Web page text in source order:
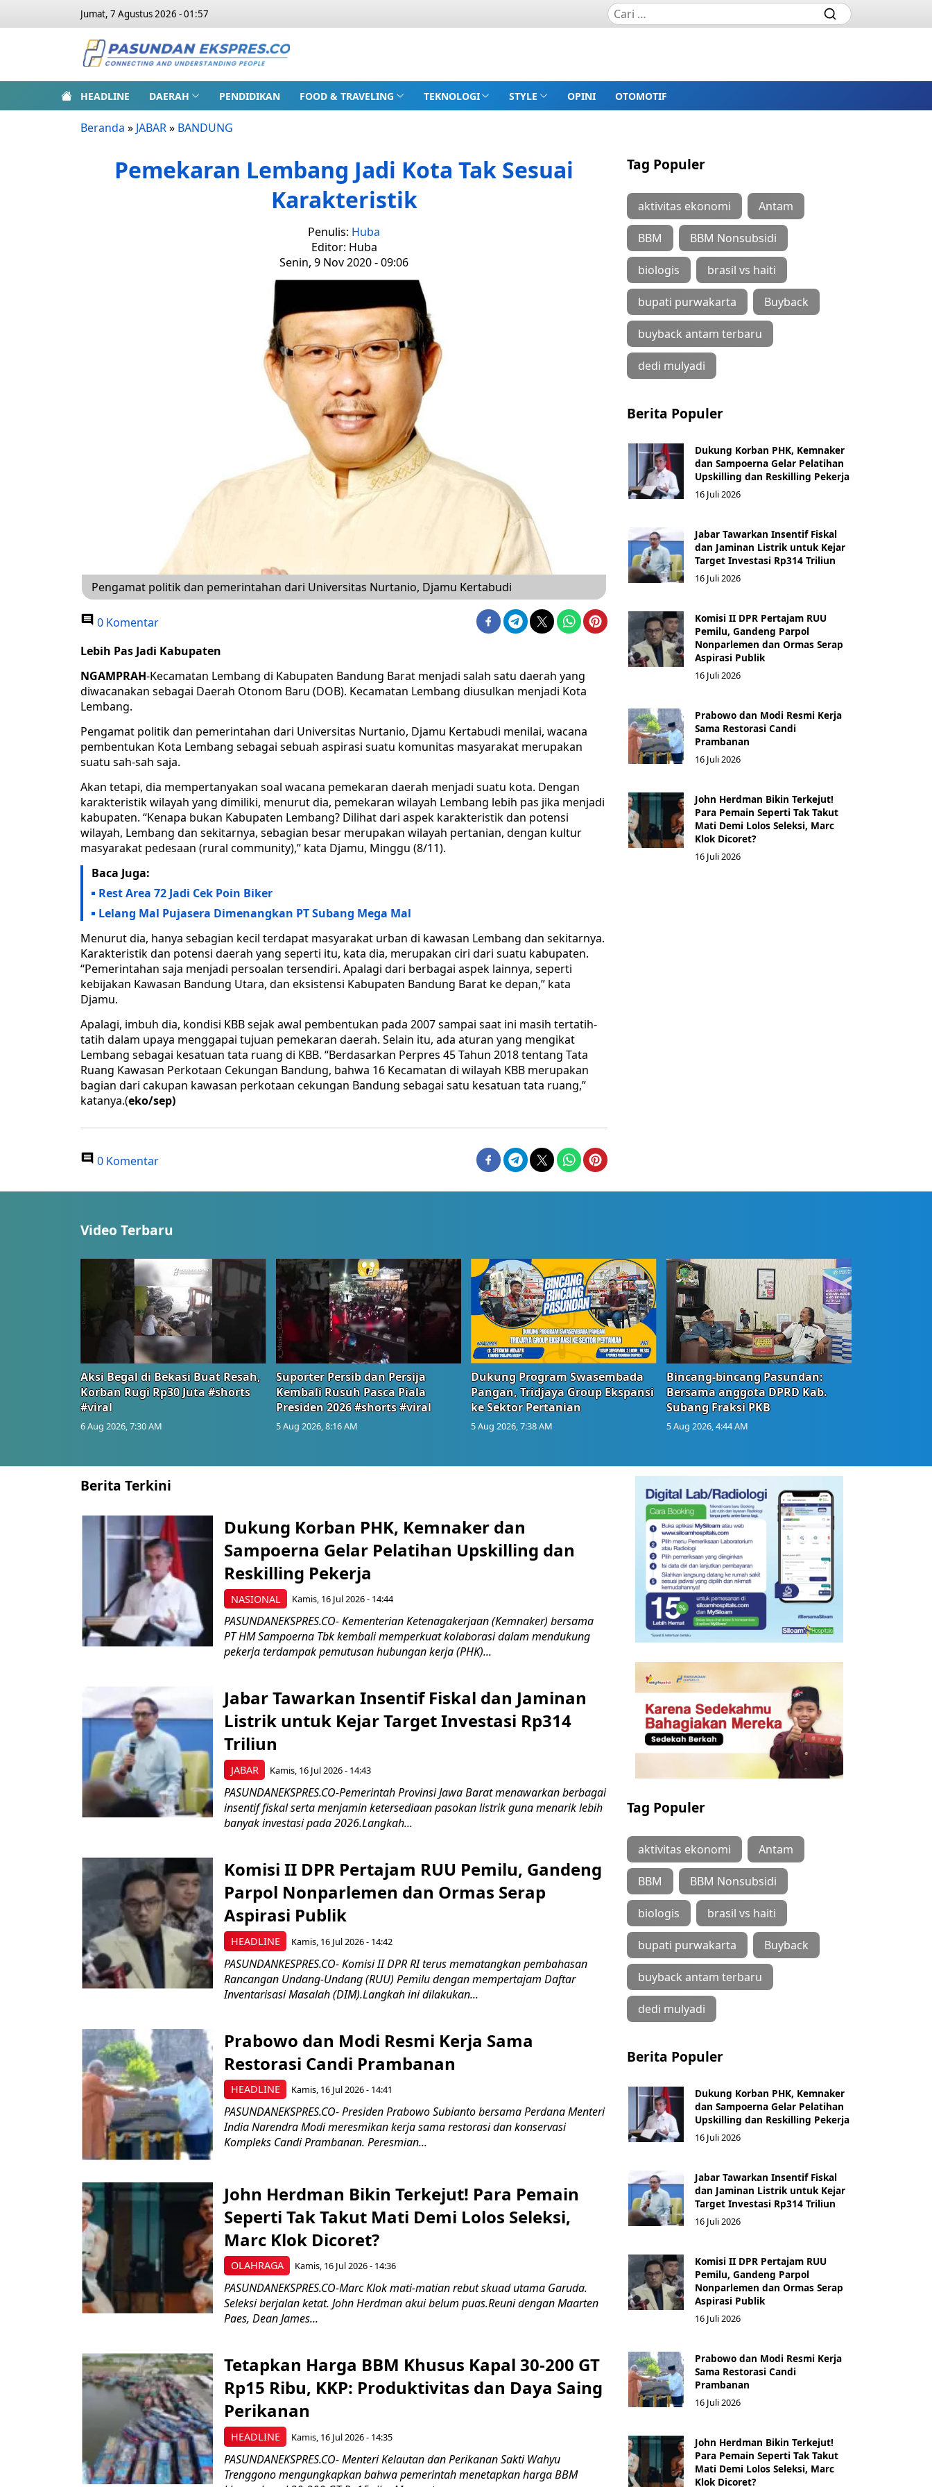
Jumat, 7 Agustus 2026 - 01:57
HEADLINE DAERAH PENDIDIKAN FOOD & TRAVELING TEKNOLOGI STYLE OPINI OTOMOTIF
Beranda » JABAR» BANDUNG
Pemekaran Lembang Jadi Kota Tak Sesuai
Karakteristik
Penulis: Huba
Editor: Huba
Senin, 9 Nov 2020 - 09:06
Pengamat politik dan pemerintahan dari Universitas Nurtanio, Djamu Kertabudi
0 Komentar
Lebih Pas Jadi Kabupaten
NGAMPRAH-Kecamatan Lembang di Kabupaten Bandung Barat menjadi salah satu daerah yang
diwacanakan sebagai Daerah Otonom Baru (DOB). Kecamatan Lembang diusulkan menjadi Kota
Lembang.
Pengamat politik dan pemerintahan dari Universitas Nurtanio, Djamu Kertabudi menilai, wacana
pembentukan Kota Lembang sebagai sebuah aspirasi suatu komunitas masyarakat merupakan
suatu sah-sah saja.
Akan tetapi, dia mempertanyakan soal wacana pemekaran daerah menjadi suatu kota. Dengan
karakteristik wilayah yang dimiliki, menurut dia, pemekaran wilayah Lembang lebih pas jika menjadi
kabupaten. “Kenapa bukan Kabupaten Lembang? Dilihat dari aspek karakteristik dan potensi
wilayah, Lembang dan sekitarnya, sebagian besar merupakan wilayah pertanian, dengan kultur
masyarakat pedesaan (rural community),” kata Djamu, Minggu (8/11).
Baca Juga:
Rest Area 72 Jadi Cek Poin Biker
Lelang Mal Pujasera Dimenangkan PT Subang Mega Mal
Menurut dia, hanya sebagian kecil terdapat masyarakat urban di kawasan Lembang dan sekitarnya.
Karakteristik dan potensi daerah yang seperti itu, kata dia, merupakan ciri dari suatu kabupaten.
“Pemerintahan saja menjadi persoalan tersendiri. Apalagi dari berbagai aspek lainnya, seperti
kebijakan Kawasan Bandung Utara, dan eksistensi Kabupaten Bandung Barat ke depan,” kata
Djamu.
Apalagi, imbuh dia, kondisi KBB sejak awal pembentukan pada 2007 sampai saat ini masih tertatih-
tatih dalam upaya menggapai tujuan pemekaran daerah. Selain itu, ada aturan yang mengikat
Lembang sebagai kesatuan tata ruang di KBB. “Berdasarkan Perpres 45 Tahun 2018 tentang Tata
Ruang Kawasan Perkotaan Cekungan Bandung, bahwa 16 Kecamatan di wilayah KBB merupakan
bagian dari cakupan kawasan perkotaan cekungan Bandung sebagai satu kesatuan tata ruang,”
katanya.(eko/sep)
0 Komentar
Tag Populer
aktivitas ekonomi Antam
BBM BBM Nonsubsidi
biologis brasil vs haiti
bupati purwakarta Buyback
buyback antam terbaru
dedi mulyadi
Berita Populer
Dukung Korban PHK, Kemnaker
dan Sampoerna Gelar Pelatihan
Upskilling dan Reskilling Pekerja
16 Juli 2026
Jabar Tawarkan Insentif Fiskal
dan Jaminan Listrik untuk Kejar
Target Investasi Rp314 Triliun
16 Juli 2026
Komisi II DPR Pertajam RUU
Pemilu, Gandeng Parpol
Nonparlemen dan Ormas Serap
Aspirasi Publik
16 Juli 2026
Prabowo dan Modi Resmi Kerja
Sama Restorasi Candi
Prambanan
16 Juli 2026
John Herdman Bikin Terkejut!
Para Pemain Seperti Tak Takut
Mati Demi Lolos Seleksi, Marc
Klok Dicoret?
16 Juli 2026
Video Terbaru
Aksi Begal di Bekasi Buat Resah,
Korban Rugi Rp30 Juta #shorts
#viral
6 Aug 2026, 7:30 AM
Suporter Persib dan Persija
Kembali Rusuh Pasca Piala
Presiden 2026 #shorts #viral
5 Aug 2026, 8:16 AM
Dukung Program Swasembada
Pangan, Tridjaya Group Ekspansi
ke Sektor Pertanian
5 Aug 2026, 7:38 AM
Bincang-bincang Pasundan:
Bersama anggota DPRD Kab.
Subang Fraksi PKB
5 Aug 2026, 4:44 AM
Berita Terkini
NASIONAL
Dukung Korban PHK, Kemnaker dan
Sampoerna Gelar Pelatihan Upskilling dan
Reskilling Pekerja
Kamis, 16 Jul 2026 - 14:44
PASUNDANEKSPRES.CO- Kementerian Ketenagakerjaan (Kemnaker) bersama
PT HM Sampoerna Tbk kembali memperkuat kolaborasi dalam mendukung
pekerja terdampak pemutusan hubungan kerja (PHK)...
JABAR
Jabar Tawarkan Insentif Fiskal dan Jaminan
Listrik untuk Kejar Target Investasi Rp314
Triliun
Kamis, 16 Jul 2026 - 14:43
PASUNDANEKSPRES.CO-Pemerintah Provinsi Jawa Barat menawarkan berbagai
insentif fiskal serta menjamin ketersediaan pasokan listrik guna menarik lebih
banyak investasi pada 2026.Langkah...
HEADLINE
Komisi II DPR Pertajam RUU Pemilu, Gandeng
Parpol Nonparlemen dan Ormas Serap
Aspirasi Publik
Kamis, 16 Jul 2026 - 14:42
PASUNDANKESPRES.CO- Komisi II DPR RI terus mematangkan pembahasan
Rancangan Undang-Undang (RUU) Pemilu dengan mempertajam Daftar
Inventarisasi Masalah (DIM).Langkah ini dilakukan...
HEADLINE
Prabowo dan Modi Resmi Kerja Sama
Restorasi Candi Prambanan
Kamis, 16 Jul 2026 - 14:41
PASUNDANEKSPRES.CO- Presiden Prabowo Subianto bersama Perdana Menteri
India Narendra Modi meresmikan kerja sama restorasi dan konservasi
Kompleks Candi Prambanan. Peresmian...
OLAHRAGA
John Herdman Bikin Terkejut! Para Pemain
Seperti Tak Takut Mati Demi Lolos Seleksi,
Marc Klok Dicoret?
Kamis, 16 Jul 2026 - 14:36
PASUNDANEKSPRES.CO-Marc Klok mati-matian rebut skuad utama Garuda.
Seleksi berjalan ketat. John Herdman akui belum puas.Reuni dengan Maarten
Paes, Dean James...
HEADLINE
Tetapkan Harga BBM Khusus Kapal 30-200 GT
Rp15 Ribu, KKP: Produktivitas dan Daya Saing
Perikanan
Kamis, 16 Jul 2026 - 14:35
PASUNDANEKSPRES.CO- Menteri Kelautan dan Perikanan Sakti Wahyu
Trenggono mengungkapkan bahwa pemerintah menetapkan harga BBM
Tag Populer
aktivitas ekonomi Antam
BBM BBM Nonsubsidi
biologis brasil vs haiti
bupati purwakarta Buyback
buyback antam terbaru
dedi mulyadi
Berita Populer
Dukung Korban PHK, Kemnaker
dan Sampoerna Gelar Pelatihan
Upskilling dan Reskilling Pekerja
16 Juli 2026
Jabar Tawarkan Insentif Fiskal
dan Jaminan Listrik untuk Kejar
Target Investasi Rp314 Triliun
16 Juli 2026
Komisi II DPR Pertajam RUU
Pemilu, Gandeng Parpol
Nonparlemen dan Ormas Serap
Aspirasi Publik
16 Juli 2026
Prabowo dan Modi Resmi Kerja
Sama Restorasi Candi
Prambanan
16 Juli 2026
John Herdman Bikin Terkejut!
Para Pemain Seperti Tak Takut
Mati Demi Lolos Seleksi, Marc
Klok Dicoret?